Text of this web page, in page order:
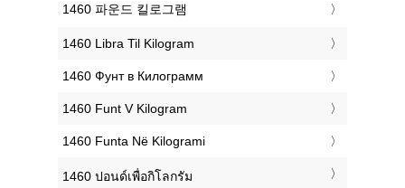
‎1460 파운드 킬로그램
‎1460 Libra Til Kilogram
‎1460 Фунт в Килограмм
‎1460 Funt V Kilogram
‎1460 Funta Në Kilogrami
‎1460 ปอนด์เพื่อกิโลกรัม